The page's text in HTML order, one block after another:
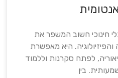
חינוכי חשוב המשפר את
היא מאפשרת
לפתח סקרנות וללמוד
בין